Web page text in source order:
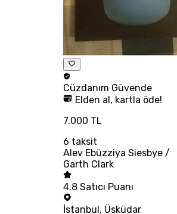
Cüzdanım Güvende
Elden al, kartla öde!
7.000 TL
6 taksit
Alev Ebüzziya Siesbye /
Garth Clark
4.8 Satıcı Puanı
İstanbul, Üsküdar